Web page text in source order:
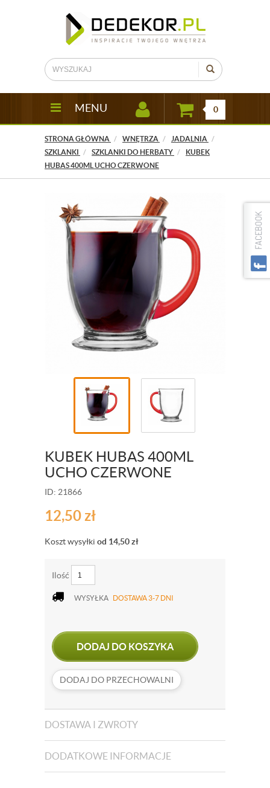
MENU 0
STRONA GŁÓWNA WNĘTRZA
JADALNIA
SZKLANKI
SZKLANKI DO HERBATY
KUBEK
HUBAS 400ML UCHO CZERWONE
KUBEK HUBAS 400ML
UCHO CZERWONE
ID: 21866
12,50zł
Koszt wysyłki od 14,50zł
Ilość
WYSYŁKA DOSTAWA 3-7 DNI
DODAJ DO KOSZYKA
DODAJ DO PRZECHOWALNI
DOSTAWA I ZWROTY
DODATKOWE INFORMACJE